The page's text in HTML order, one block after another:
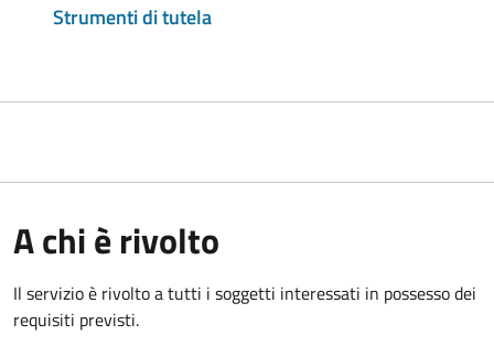
Strumenti di tutela
A chi è rivolto
Il servizio è rivolto a tutti i soggetti interessati in possesso dei
requisiti previsti.